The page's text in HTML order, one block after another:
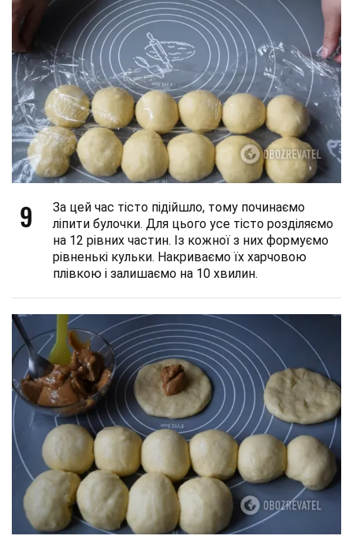
9
За цей час тісто підійшло, тому починаємо
ліпити булочки. Для цього усе тісто розділяємо
на 12 рівних частин. Із кожної з них формуємо
рівненькі кульки. Накриваємо їх харчовою
плівкою і залишаємо на 10 хвилин.